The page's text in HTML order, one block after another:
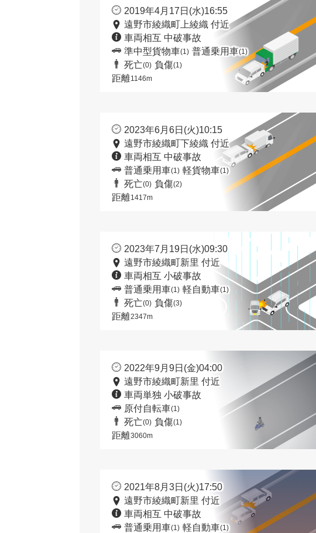
2019年4月17日(水)16:55
遠野市綾織町上綾織 付近
車両相互 中破事故
準中型貨物車(1) 普通乗用車(1)
死亡(0) 負傷(1)
距離1146m
2023年6月6日(火)10:15
遠野市綾織町下綾織 付近
車両相互 中破事故
普通乗用車(1) 軽貨物車(1)
死亡(0) 負傷(2)
距離1417m
2023年7月19日(水)09:30
遠野市綾織町新里 付近
車両相互 小破事故
普通乗用車(1) 軽自動車(1)
死亡(0) 負傷(3)
距離2347m
2022年9月9日(金)04:00
遠野市綾織町新里 付近
車両単独 小破事故
原付自転車(1)
死亡(0) 負傷(1)
距離3060m
2021年8月3日(火)17:50
遠野市綾織町新里 付近
車両相互 中破事故
普通乗用車(1) 軽自動車(1)